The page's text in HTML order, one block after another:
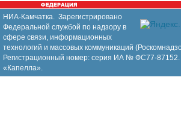
НИА-Камчатка. Зарегистрировано
Федеральной службой по надзору в
сфере связи, информационных
технологий и массовых коммуникаций
Регистрационный номер: серия ИА № ФС77-
«Капелла».